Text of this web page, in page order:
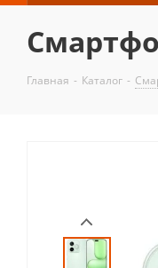
Главная - Каталог -